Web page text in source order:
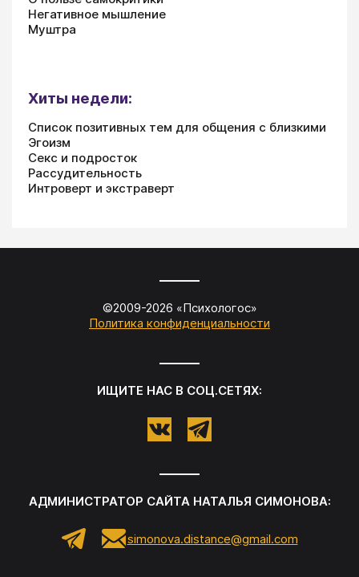
Негативное мышление
Муштра
Хиты недели:
Список позитивных тем для общения с близкими
Эгоизм
Секс и подросток
Рассудительность
Интроверт и экстраверт
©2009-2026 «Психологос»
Политика конфиденциальности
ИЩИТЕ НАС В СОЦ.СЕТЯХ:
АДМИНИСТРАТОР САЙТА НАТАЛЬЯ СИМОНОВА:
simonova.distance@gmail.com